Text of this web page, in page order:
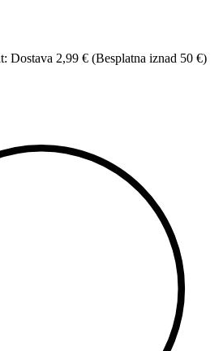
Dostava 2,99 € (Besplatna iznad 50 €)